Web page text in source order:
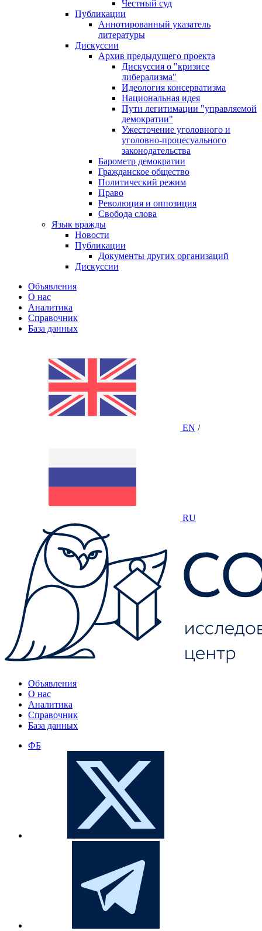
Честный суд
Публикации
Аннотированный указатель
литературы
Дискуссии
Архив предыдущего проекта
Дискуссия о "кризисе
либерализма"
Идеология консерватизма
Национальная идея
Пути легитимации "управляемой
демократии"
Ужесточение уголовного и
уголовно-процесуального
законодательства
Барометр демократии
Гражданское общество
Политический режим
Право
Революция и оппозиция
Свобода слова
Язык вражды
Новости
Публикации
Документы других организаций
Дискуссии
Объявления
О нас
Аналитика
Справочник
База данных
EN /
RU
Объявления
О нас
Аналитика
Справочник
База данных
ФБ